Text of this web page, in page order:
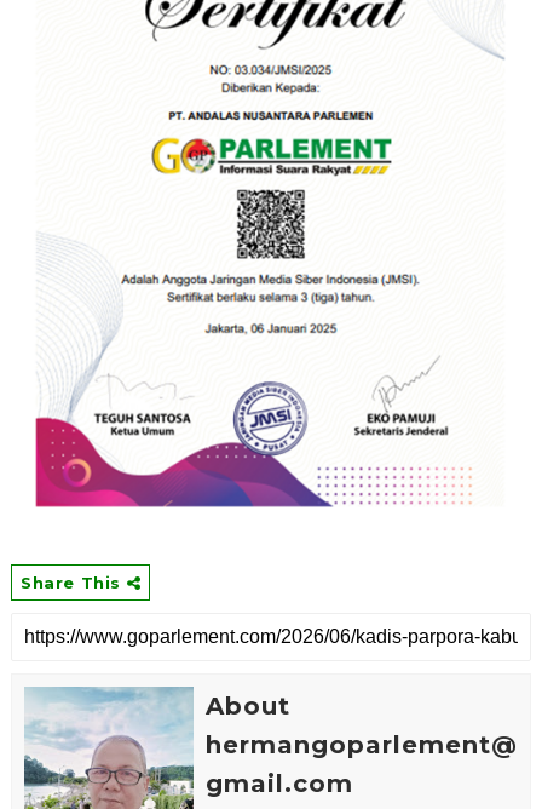
Share This
About
hermangoparlement@
gmail.com